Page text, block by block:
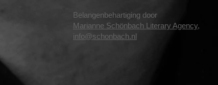
Belangenbehartiging door
Marianne Schönbach Literary Agency,
info@schonbach.nl